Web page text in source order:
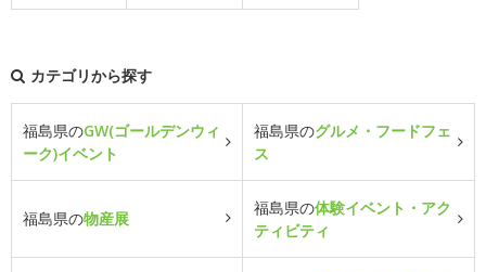
カテゴリから探す
福島県のGW(ゴールデンウィ
ーク)イベント
福島県のグルメ・フードフェ
ス
福島県の物産展
福島県の体験イベント・アク
ティビティ